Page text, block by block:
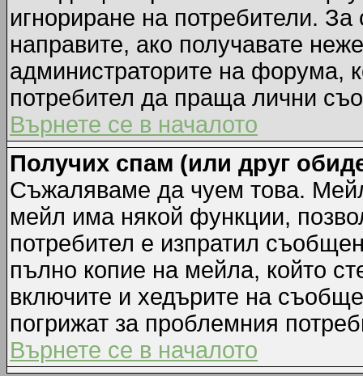
игнориране на потребители.
направите, ако получавате
администраторите на форума,
потребител да праща лични
Върнете се в началото
Получих спам (или друг
Съжаляваме да чуем това.
мейл има някой функции,
потребител е изпратил
пълно копие на мейла, който
включите и хедърите на
погрижат за проблемния
Върнете се в началото